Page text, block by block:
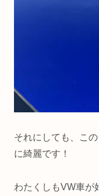
それにしても、こ
に綺麗です！
わたくしもVW車が